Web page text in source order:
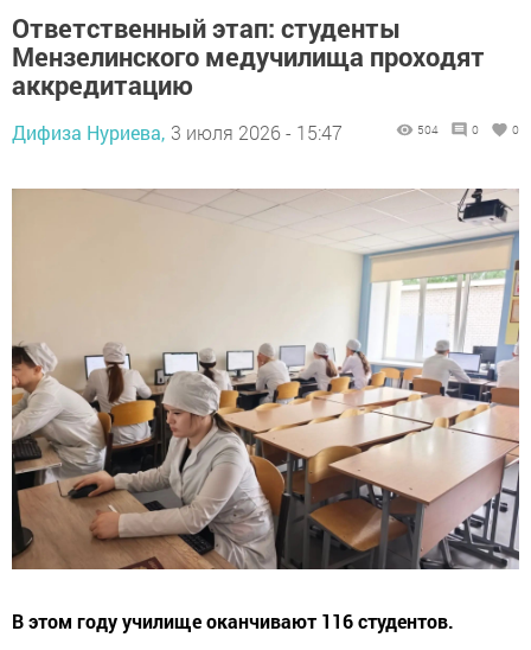
Ответственный этап: студенты
Мензелинского медучилища проходят
аккредитацию
Дифиза Нуриева, 3 июля 2026 - 15:47 504 0 0
В этом году училище оканчивают 116 студентов.